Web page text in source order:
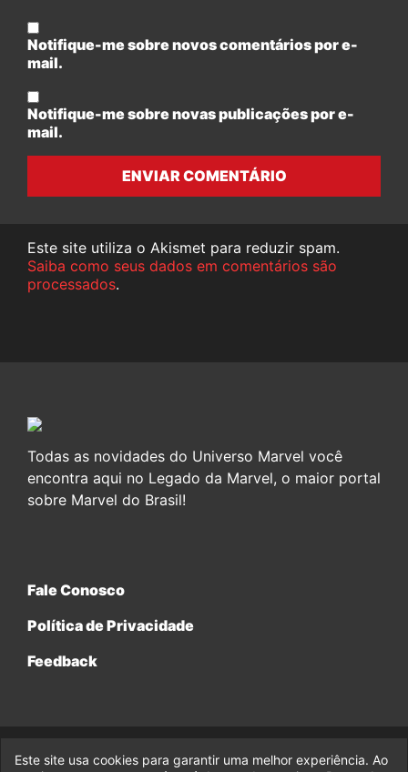
Notifique-me sobre novos comentários por e-
mail.
Notifique-me sobre novas publicações por e-
mail.
ENVIAR COMENTÁRIO
Este site utiliza o Akismet para reduzir spam.
Saiba como seus dados em comentários são
processados.
Todas as novidades do Universo Marvel você
encontra aqui no Legado da Marvel, o maior portal
sobre Marvel do Brasil!
Fale Conosco
Política de Privacidade
Feedback
© 2017-2026 Legado da Marvel, uma empresa da Legado
Este site usa cookies para garantir uma melhor experiência. Ao